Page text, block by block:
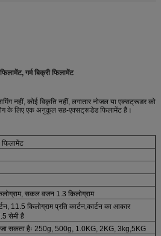
गर्म बिक्री फिलामेंट
नहीं, कोई विकृति नहीं, लगातार नोजल या एक्सट्रूडर को
के लिए एक अनुकूल सह-एक्सट्रूडेड फिलामेंट है।
फिलामेंट
सकल वजन 1.3 किलोग्राम
11.5 किलोग्राम प्रति कार्टन;कार्टन का आकार
सेमी है
सकता हैः 250g, 500g, 1.0KG, 2KG, 3kg,5KG